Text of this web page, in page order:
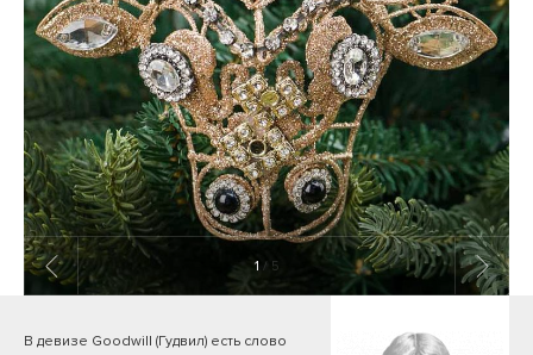
1 / 5
В девизе Goodwill (Гудвил) есть слово